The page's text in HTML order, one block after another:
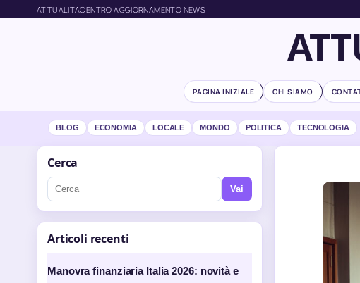
ATTUALITACENTRO AGGIORNAMENTO NEWS
PAGINA INIZIALE CHI SIAMO
BLOG ECONOMIA LOCALE MONDO POLITICA TECNOLOGIA
Cerca
Vai
Articoli recenti
Manovra finanziaria Italia 2026: novità e